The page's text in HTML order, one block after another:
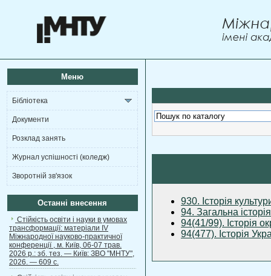
Меню
Бібліотека
Документи
Розклад занять
Журнал успішності (коледж)
Зворотній зв'язок
Останні внесення
Стійкість освіти і науки в умовах
трансформації: матеріали ІV
Міжнародної науково-практичної
конференції , м. Київ, 06-07 трав.
2026 р.: зб. тез. — Київ: ЗВО "МНТУ",
2026. — 609 с.
930. Історія
94. Загальна історія
94(41/99). Історія
94(477). Історія